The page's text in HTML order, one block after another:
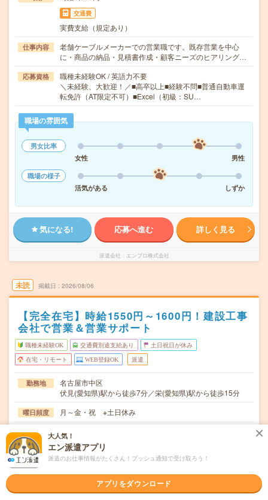
交通費
実費支給（規定あり）
仕事内容
老舗ケーブルメーカーでの営業職です。既存営業を中心
に・商品の納品・見積書作成・顧客ニーズのヒアリング…
応募資格
職種未経験OK / 英語力不要
＼未経験、大歓迎！／■高卒以上■経験不問■普通自動車運
転免許（AT限定不可）■Excel（初級：SU…
職場の雰囲気
男女比率
女性
男性
職場の様子
活気がある
しずか
気になる! 応募へ進む 詳しく見る
派遣会社 エンプロ株式会社
未読 掲載日 2026/08/06
【完全在宅】時給1550円～1600円！建設工事
会社で営業＆営業サポート
職種未経験OK 交通費別途支給あり 土日祝日が休み
在宅・リモート WEB登録OK 派遣
勤務地
名古屋市中区
伏見(愛知県)駅から徒歩7分／栄(愛知県)駅から徒歩15分
曜日頻度 月～金・祝 ※土日休み
時間 9:00～18:00 ※残業はほとんどありません。※休憩60分。
期間 【急募】即日～長期 ※開始日はご相談可能です！
与の前払いが可能な速払いサービスあり
大人気！
エン派遣アプリ
派遣のお仕事情報がたくさん！プッシュ通知で受け取ろう！
アプリをダウンロード